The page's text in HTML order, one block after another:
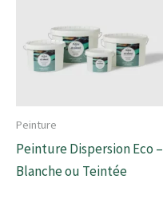
Peinture
Peinture Dispersion Eco –
Blanche ou Teintée